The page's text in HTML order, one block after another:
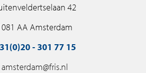
42
AA Amsterdam
- 301 77 15
amsterdam@fris.nl